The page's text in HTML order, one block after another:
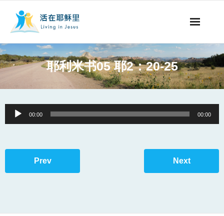
事工概要
阅读文章
耶利米书05 耶2：20-25
Audio
Player
00:00 00:00
Prev Next